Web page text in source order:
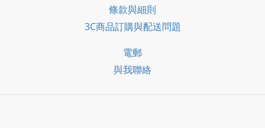
條款與細則
3C商品訂購與配送問題
電郵
與我聯絡